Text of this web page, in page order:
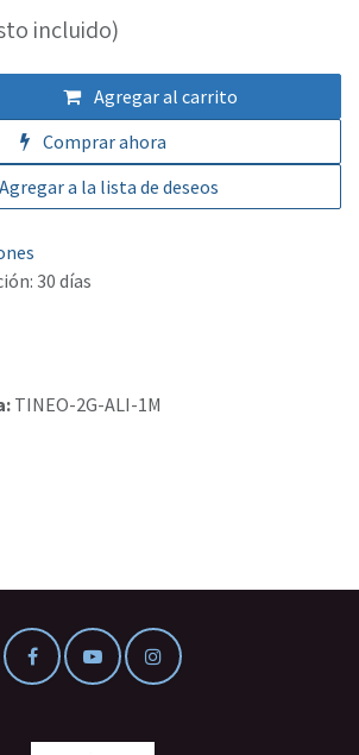
incluido)
Agregar al carrito
Comprar ahora
Agregar a la lista de deseos
30 días
TINEO-2G-ALI-1M